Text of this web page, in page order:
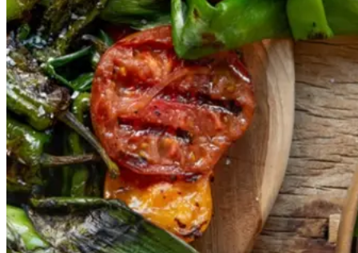
Gem opskrift
Vegansk
Vegetarisk
Vores version af den traditionelle
salat empedrat fra det catalanske
køkken. Spis den med brød som
en let frokost eller i et større
måltid som her. Salbitxada minder
noget om en anden ligeledes
catalansk sauce, romesco. I
Catalonien spises den til såkaldte
calcots, der er små porrelignende
løg. Dem griller man helt sorte, så
fjerner man den yderste skal og
dypper det fløjlsbløde løg i